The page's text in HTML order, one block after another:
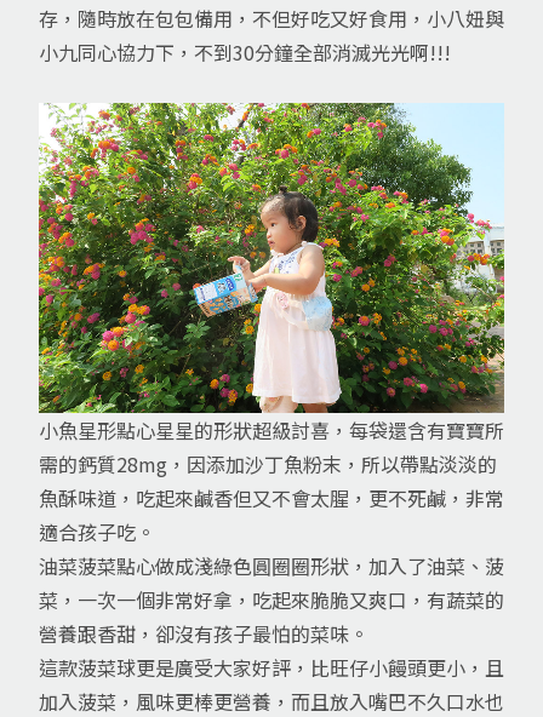
存，隨時放在包包備用，不但好吃又好食用，小八妞與
小九同心協力下，不到30分鐘全部消滅光光啊!!!
小魚星形點心星星的形狀超級討喜，每袋還含有寶寶所
需的鈣質28mg，因添加沙丁魚粉末，所以帶點淡淡的
魚酥味道，吃起來鹹香但又不會太腥，更不死鹹，非常
適合孩子吃。
油菜菠菜點心做成淺綠色圓圈圈形狀，加入了油菜、菠
菜，一次一個非常好拿，吃起來脆脆又爽口，有蔬菜的
營養跟香甜，卻沒有孩子最怕的菜味。
這款菠菜球更是廣受大家好評，比旺仔小饅頭更小，且
加入菠菜，風味更棒更營養，而且放入嘴巴不久口水也